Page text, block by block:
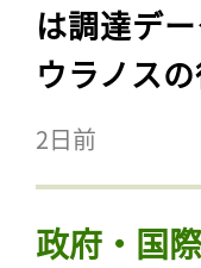
は調達デ
ウラノス
2日前
政府・国